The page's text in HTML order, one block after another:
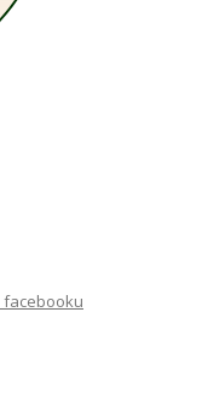
facebooku